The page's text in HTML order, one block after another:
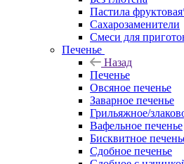
Пастила
Сахарозаменители
Смеси для
Печенье
Назад
Печенье
Овсяное печенье
Заварное печенье
Грильяжное/
Вафельное печенье
Бисквитное
Сдобное печенье